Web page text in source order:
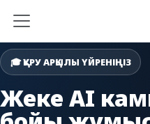
Side panel
🎓 ҚҰРУ АРҚЫЛЫ ҮЙРЕНІҢІЗ
Жеке AI